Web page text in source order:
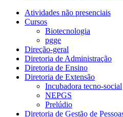
Atividades não presenciais
Cursos
Biotecnologia
pgge
Direção-geral
Diretoria de Administração
Diretoria de Ensino
Diretoria de Extensão
Incubadora tecno-social
NEPGS
Prelúdio
Diretoria de Gestão de